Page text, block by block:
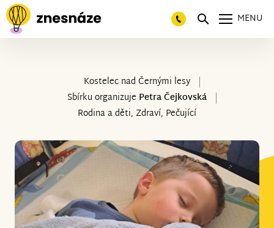
MENU
Kostelec nad Černými lesy
Sbírku organizuje Petra Čejkovská
Rodina a děti, Zdraví, Pečující